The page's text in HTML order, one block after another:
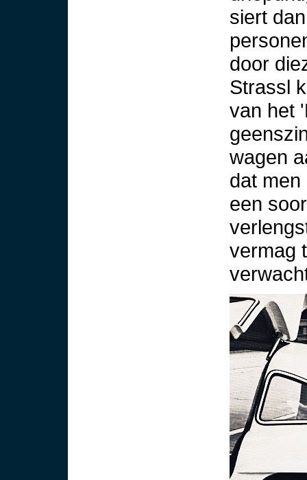
siert
door
Strassl
van het
wagen
dat men
een
vermag